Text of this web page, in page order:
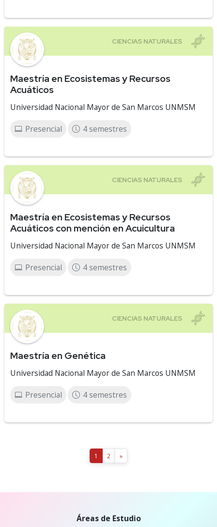
Maestría en Ecosistemas y Recursos
Acuáticos
Universidad Nacional Mayor de San Marcos UNMSM
Presencial 4 semestres
Maestría en Ecosistemas y Recursos
Acuáticos con mención en Acuicultura
Universidad Nacional Mayor de San Marcos UNMSM
Presencial 4 semestres
Maestría en Genética
Universidad Nacional Mayor de San Marcos UNMSM
Presencial 4 semestres
1 2 »
Áreas de Estudio